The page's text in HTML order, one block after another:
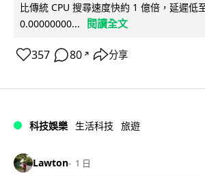
比傳統 CPU 搜尋速度快約 1 億倍，延遲低
0.00000000...
閱讀全文
357 80 ↗ 分享
科技娛樂 生活科技 旅遊
Lawton 1 日